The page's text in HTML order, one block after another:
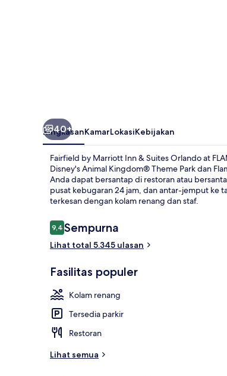
40+
RingkasanKamarLokasiKebijakan
Fairfield by Marriott Inn & Suites Orlando at
Disney's Animal Kingdom® Theme Park dan
Anda dapat bersantap di restoran atau
pusat kebugaran 24 jam, dan antar-jemput ke
terkesan dengan kolam renang dan staf.
Ulasan
9,49,4 dari 10
Sempurna
Lihat total 5.345 ulasan
Fasilitas populer
Kolam renang
Tersedia parkir
Restoran
Lihat semua